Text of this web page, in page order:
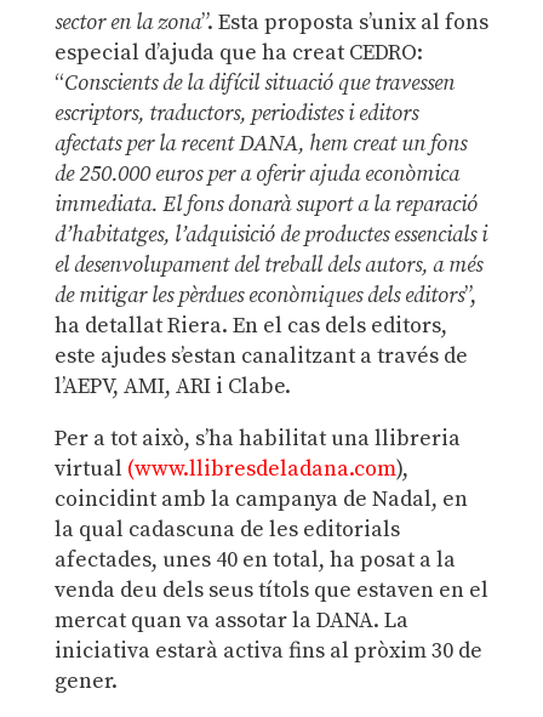
sector en la zona”. Esta proposta s’unix al fons
especial d’ajuda que ha creat CEDRO:
“Conscients de la difícil situació que travessen
escriptors, traductors, periodistes i editors
afectats per la recent DANA, hem creat un fons
de 250.000 euros per a oferir ajuda econòmica
immediata. El fons donarà suport a la reparació
d’habitatges, l’adquisició de productes essencials i
el desenvolupament del treball dels autors, a més
de mitigar les pèrdues econòmiques dels editors”,
ha detallat Riera. En el cas dels editors,
este ajudes s’estan canalitzant a través de
l’AEPV, AMI, ARI i Clabe.
Per a tot això, s’ha habilitat una llibreria
virtual (www.llibresdeladana.com),
coincidint amb la campanya de Nadal, en
la qual cadascuna de les editorials
afectades, unes 40 en total, ha posat a la
venda deu dels seus títols que estaven en el
mercat quan va assotar la DANA. La
iniciativa estarà activa fins al pròxim 30 de
gener.